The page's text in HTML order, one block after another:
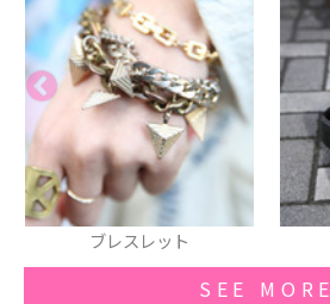
ロングブーツ
SEE MORE